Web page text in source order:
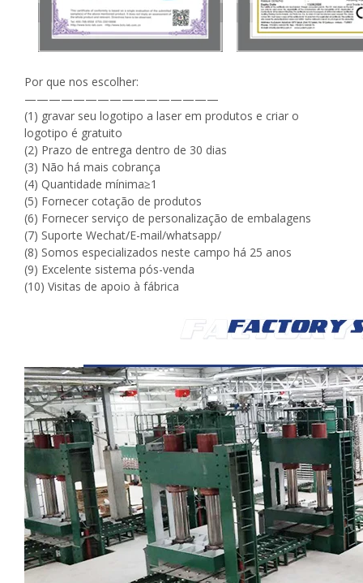
Por que nos escolher:
————————————————
(1) gravar seu logotipo a laser em produtos e criar o
logotipo é gratuito
(2) Prazo de entrega dentro de 30 dias
(3) Não há mais cobrança
(4) Quantidade mínima≥1
(5) Fornecer cotação de produtos
(6) Fornecer serviço de personalização de embalagens
(7) Suporte Wechat/E-mail/whatsapp/
(8) Somos especializados neste campo há 25 anos
(9) Excelente sistema pós-venda
(10) Visitas de apoio à fábrica